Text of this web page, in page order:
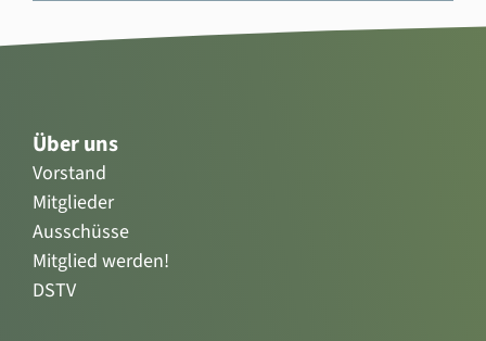
Über uns
Vorstand
Mitglieder
Ausschüsse
Mitglied werden!
DSTV